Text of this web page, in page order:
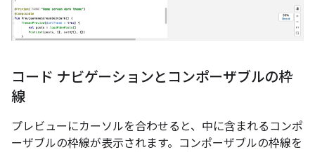
コード ナビゲーションとコンポーザブルの枠
線
プレビューにカーソルを合わせると、中に含まれるコンポ
ーザブルの枠線が表示されます。コンポーザブルの枠線を